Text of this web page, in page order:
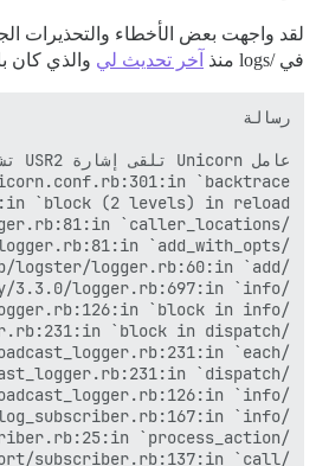
لقد واجهت بعض الأخطاء والتحذيرات
في /logs منذ
آخر تحديث لي والذي كان